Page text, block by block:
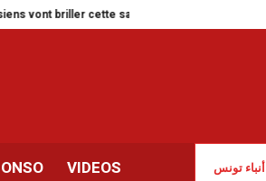
briller cette saison ?
VIDEOS أنباء تونس